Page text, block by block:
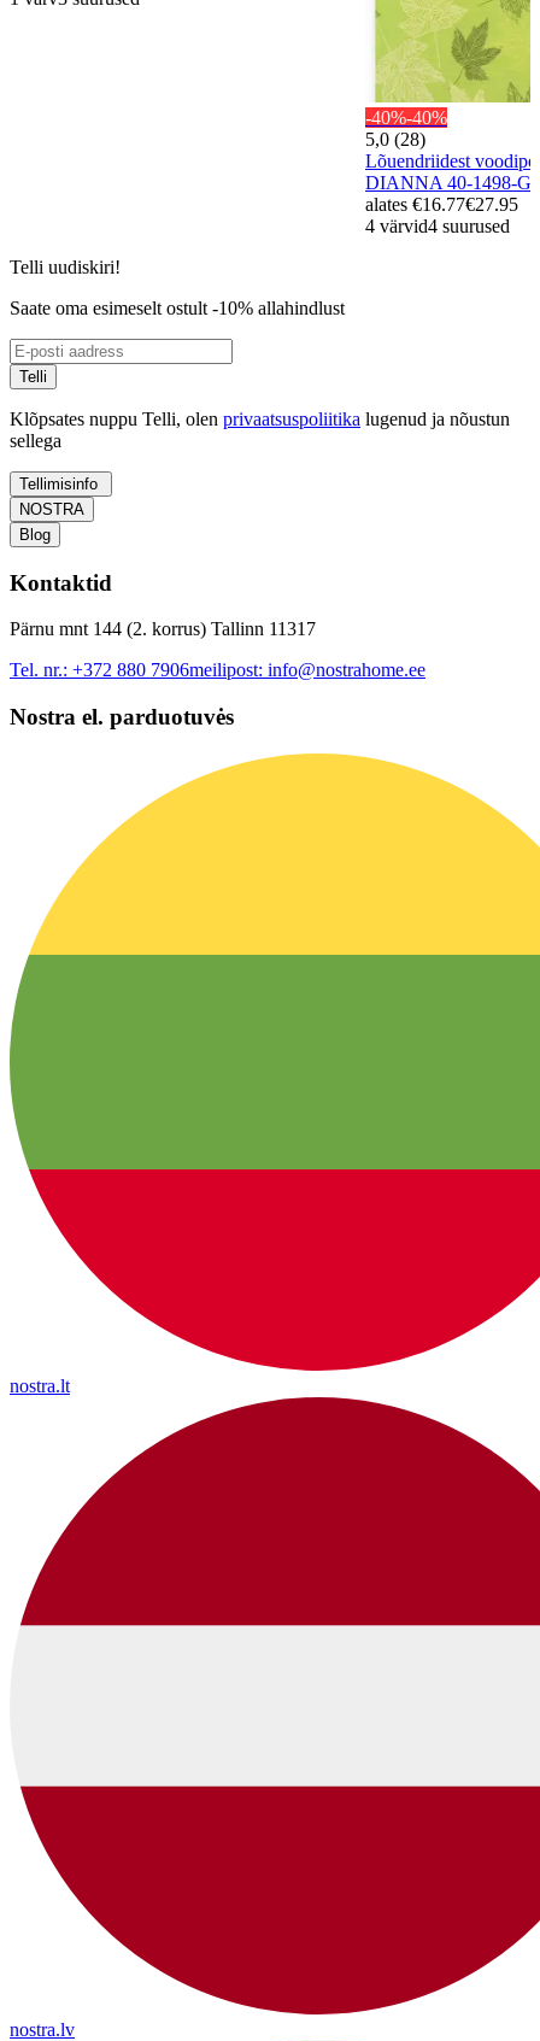
-40%-40%
5,0 (28)
Lõuendriidest
DIANNA 40-1498-
alates €16.77€27.95
4 värvid4 suurused
Telli uudiskiri!
Saate oma esimeselt ostult -10% allahindlust
Telli
Klõpsates nuppu Telli, olen privaatsuspoliitika lugenud ja nõustun
sellega
Tellimisinfo
NOSTRA
Blog
Kontaktid
Pärnu mnt 144 (2. korrus) Tallinn 11317
Tel. nr.: +372 880 7906meilipost: info@nostrahome.ee
Nostra el. parduotuvės
nostra.lt
nostra.lv